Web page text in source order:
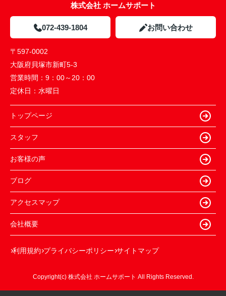
株式会社 ホームサポート
072-439-1804 お問い合わせ
〒597-0002
大阪府貝塚市新町5-3
営業時間： 9：00～20：00
定休日： 水曜日
トップページ
スタッフ
お客様の声
ブログ
アクセスマップ
会社概要
利用規約 プライバシーポリシー サイトマップ
Copyright(c) 株式会社 ホームサポート All Rights Reserved.